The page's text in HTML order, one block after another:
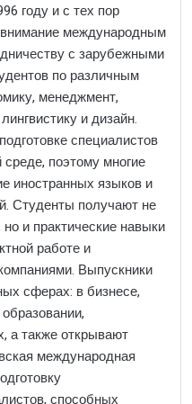
году и с тех пор
внимание международным
с зарубежными
по различным
менеджмент,
и дизайн.
специалистов
поэтому многие
иностранных языков и
Студенты получают не
и практические навыки
работе и
Выпускники
сферах: в бизнесе,
а также открывают
международная
способных